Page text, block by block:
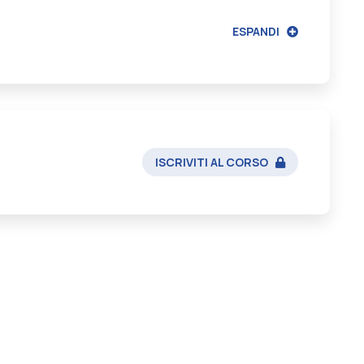
ESPANDI
ISCRIVITI AL CORSO